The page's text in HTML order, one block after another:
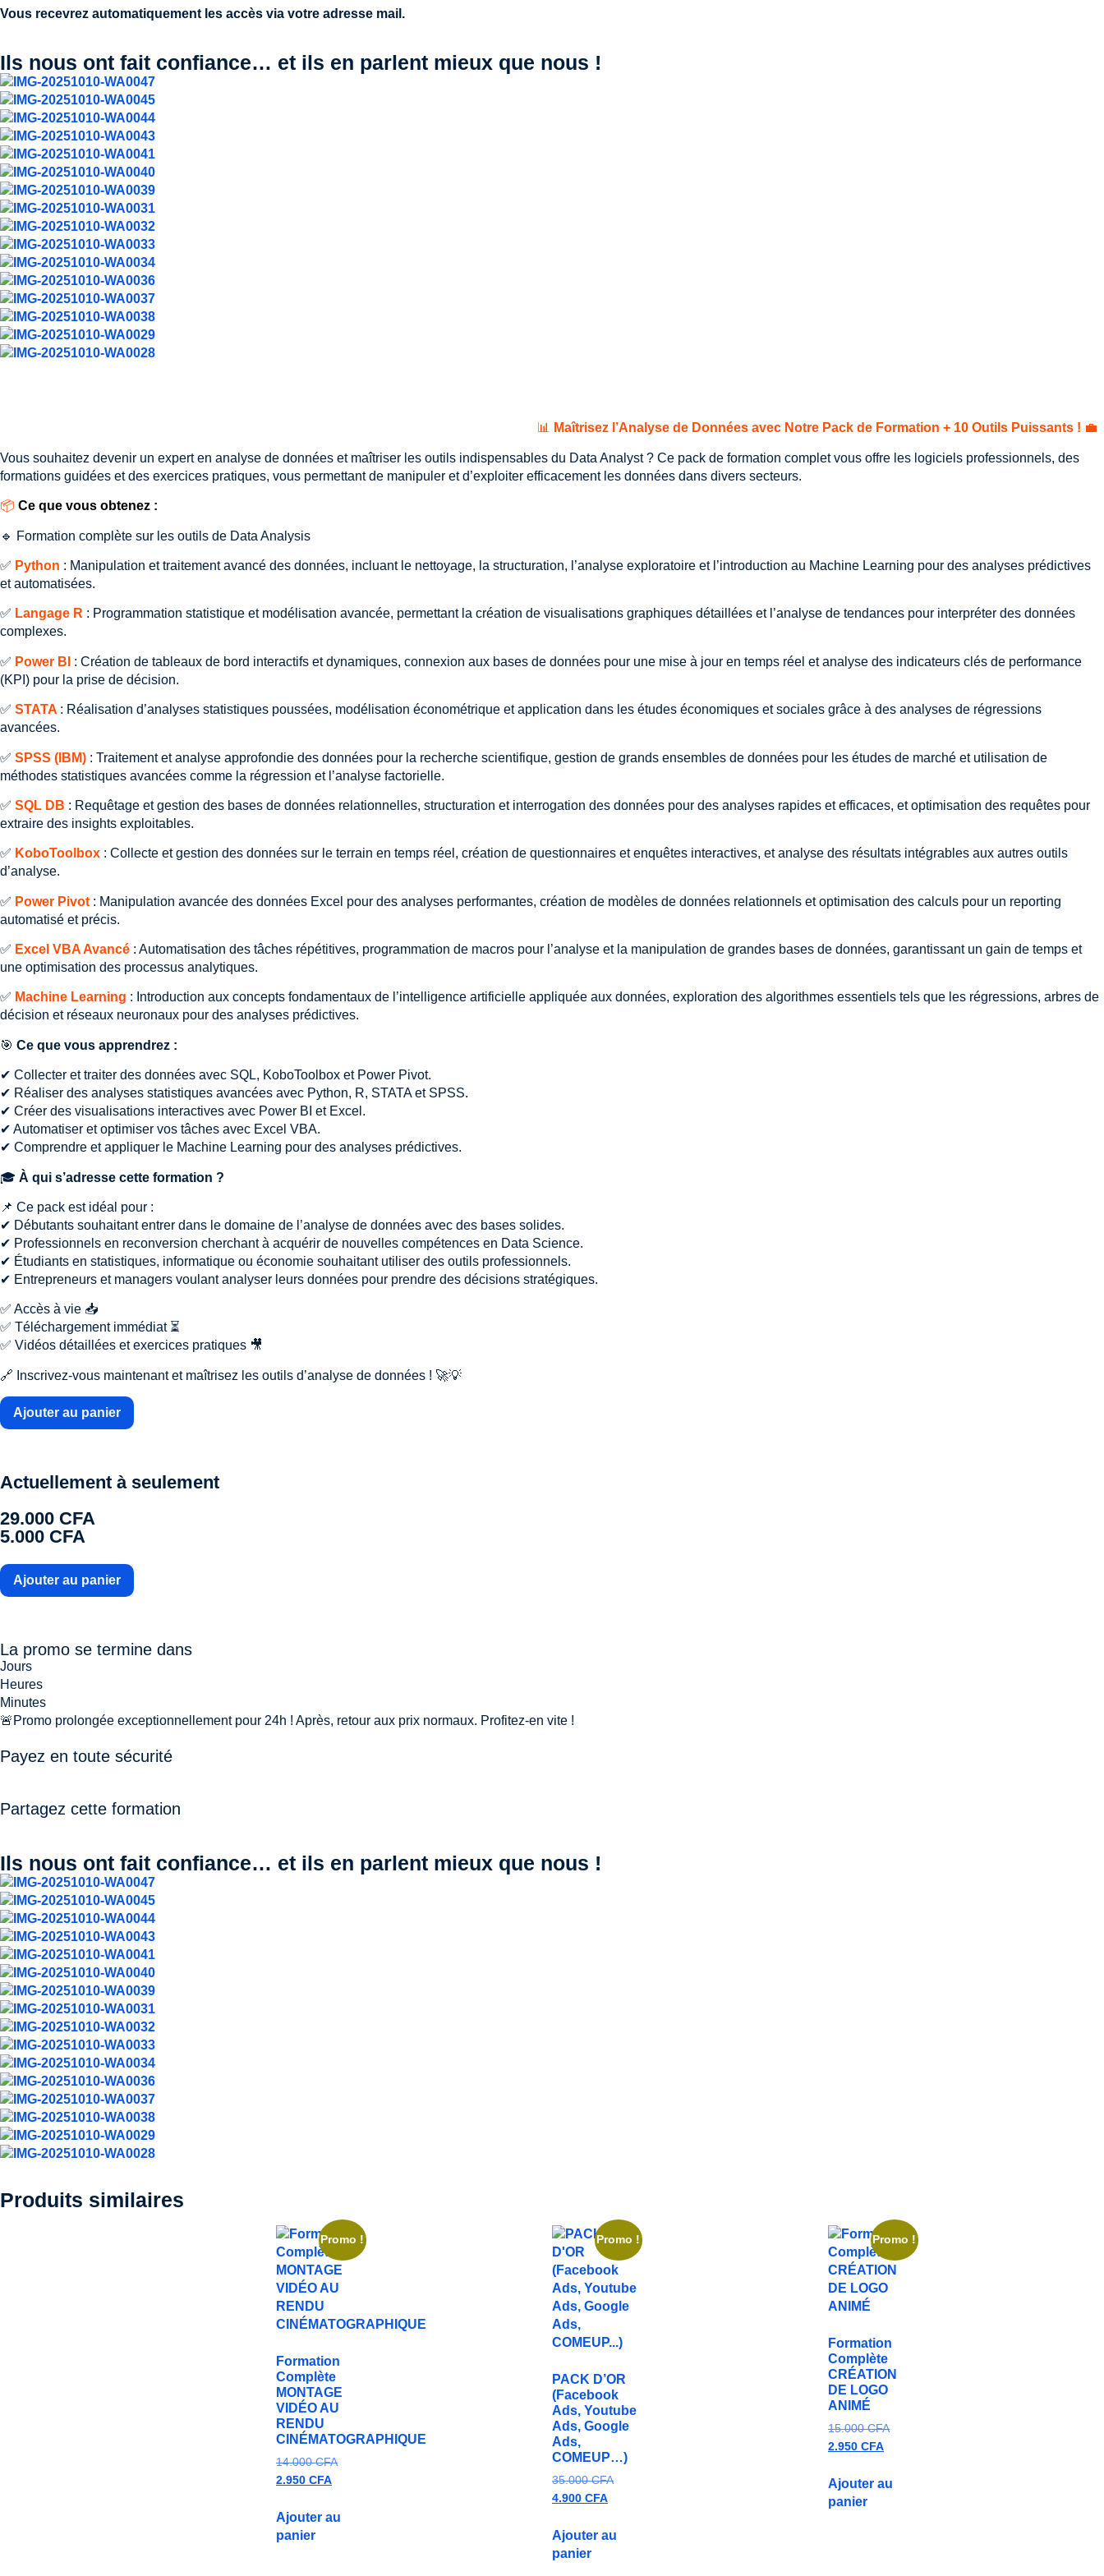
Vous recevrez automatiquement les accès via votre adresse mail.
Ils nous ont fait confiance… et ils en parlent mieux que nous !
📊 Maîtrisez l’Analyse de Données avec Notre Pack de Formation + 10 Outils Puissants ! 💼
Vous souhaitez devenir un expert en analyse de données et maîtriser les outils indispensables du Data Analyst ? Ce pack de formation complet vous offre les logiciels professionnels, des
formations guidées et des exercices pratiques, vous permettant de manipuler et d’exploiter efficacement les données dans divers secteurs.
📦 Ce que vous obtenez :
🔹 Formation complète sur les outils de Data Analysis
✅ Python : Manipulation et traitement avancé des données, incluant le nettoyage, la structuration, l’analyse exploratoire et l’introduction au Machine Learning pour des analyses prédictives
et automatisées.
✅ Langage R : Programmation statistique et modélisation avancée, permettant la création de visualisations graphiques détaillées et l’analyse de tendances pour interpréter des données
complexes.
✅ Power BI : Création de tableaux de bord interactifs et dynamiques, connexion aux bases de données pour une mise à jour en temps réel et analyse des indicateurs clés de performance
(KPI) pour la prise de décision.
✅ STATA : Réalisation d’analyses statistiques poussées, modélisation économétrique et application dans les études économiques et sociales grâce à des analyses de régressions
avancées.
✅ SPSS (IBM) : Traitement et analyse approfondie des données pour la recherche scientifique, gestion de grands ensembles de données pour les études de marché et utilisation de
méthodes statistiques avancées comme la régression et l’analyse factorielle.
✅ SQL DB : Requêtage et gestion des bases de données relationnelles, structuration et interrogation des données pour des analyses rapides et efficaces, et optimisation des requêtes pour
extraire des insights exploitables.
✅ KoboToolbox : Collecte et gestion des données sur le terrain en temps réel, création de questionnaires et enquêtes interactives, et analyse des résultats intégrables aux autres outils
d’analyse.
✅ Power Pivot : Manipulation avancée des données Excel pour des analyses performantes, création de modèles de données relationnels et optimisation des calculs pour un reporting
automatisé et précis.
✅ Excel VBA Avancé : Automatisation des tâches répétitives, programmation de macros pour l’analyse et la manipulation de grandes bases de données, garantissant un gain de temps et
une optimisation des processus analytiques.
✅ Machine Learning : Introduction aux concepts fondamentaux de l’intelligence artificielle appliquée aux données, exploration des algorithmes essentiels tels que les régressions, arbres de
décision et réseaux neuronaux pour des analyses prédictives.
🎯 Ce que vous apprendrez :
✔ Collecter et traiter des données avec SQL, KoboToolbox et Power Pivot.
✔ Réaliser des analyses statistiques avancées avec Python, R, STATA et SPSS.
✔ Créer des visualisations interactives avec Power BI et Excel.
✔ Automatiser et optimiser vos tâches avec Excel VBA.
✔ Comprendre et appliquer le Machine Learning pour des analyses prédictives.
🎓 À qui s’adresse cette formation ?
📌 Ce pack est idéal pour :
✔ Débutants souhaitant entrer dans le domaine de l’analyse de données avec des bases solides.
✔ Professionnels en reconversion cherchant à acquérir de nouvelles compétences en Data Science.
✔ Étudiants en statistiques, informatique ou économie souhaitant utiliser des outils professionnels.
✔ Entrepreneurs et managers voulant analyser leurs données pour prendre des décisions stratégiques.
✅ Accès à vie 📥
✅ Téléchargement immédiat ⏳
✅ Vidéos détaillées et exercices pratiques 🎥
🔗 Inscrivez-vous maintenant et maîtrisez les outils d’analyse de données ! 🚀💡
Ajouter au panier
Actuellement à seulement
29.000 CFA
5.000 CFA
Ajouter au panier
La promo se termine dans
Jours
Heures
Minutes
🚨Promo prolongée exceptionnellement pour 24h ! Après, retour aux prix normaux. Profitez-en vite !
Payez en toute sécurité
Partagez cette formation
Ils nous ont fait confiance… et ils en parlent mieux que nous !
Produits similaires
Promo !
Formation
Complète
MONTAGE
VIDÉO AU
RENDU
CINÉMATOGRAPHIQUE
14.000CFA
2.950 CFA
Ajouter au
panier
Promo !
PACK D’OR
(Facebook
Ads, Youtube
Ads, Google
Ads,
COMEUP…)
35.000CFA
4.900 CFA
Ajouter au
panier
Promo !
Formation
Complète
CRÉATION
DE LOGO
ANIMÉ
15.000CFA
2.950 CFA
Ajouter au
panier